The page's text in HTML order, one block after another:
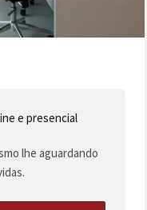
e presencial
lhe aguardando